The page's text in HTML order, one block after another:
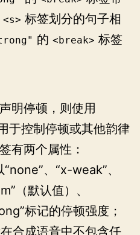
<s> 标签划分的句子相
的 <break> 标签
明停顿，则使用
于控制停顿或其他韵律
有两个属性：
“none”、“x-weak”、
（默认值）、
标记的停顿强度；
合成语音中不包含任